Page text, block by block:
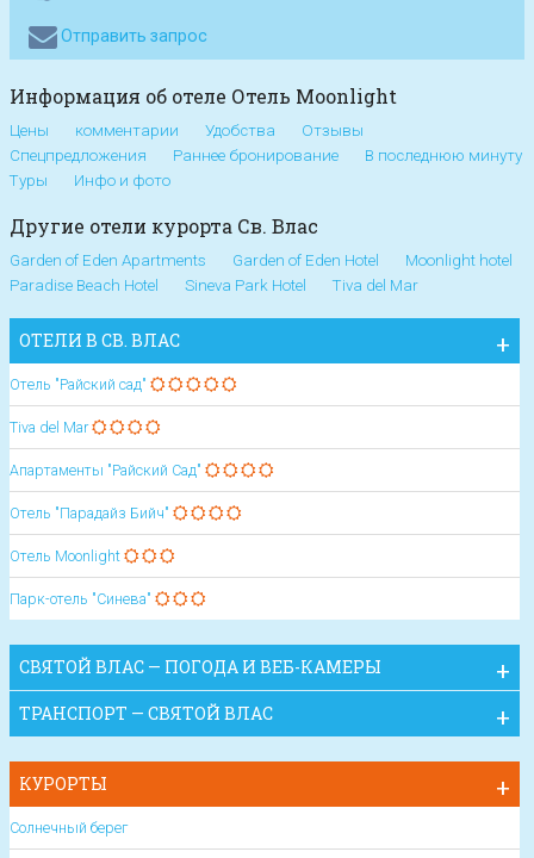
Отправить запрос
Информация об отеле Отель Moonlight
Цены комментарии Удобства
Отзывы
Спецпредложения
Раннее бронирование
В последнюю минуту
Туры
Инфо и фото
Другие отели курорта Св. Влас
Garden of Eden Apartments Garden of Eden Hotel
Moonlight hotel
Paradise Beach Hotel
Sineva Park Hotel Tiva del Mar
ОТЕЛИ В СВ. ВЛАС
Отель "Райский сад"
Tiva del Mar
Апартаменты "Райский Сад"
Отель "Парадайз Бийч"
Отель Moonlight
Парк-отель "Синева"
СВЯТОЙ ВЛАС — ПОГОДА И ВЕБ-КАМЕРЫ
ТРАНСПОРТ — СВЯТОЙ ВЛАС
КУРОРТЫ
Солнечный берег